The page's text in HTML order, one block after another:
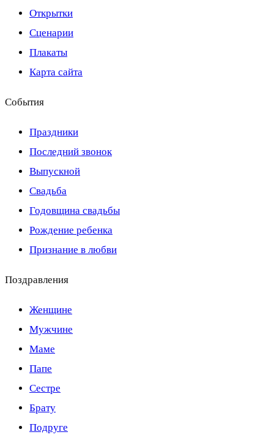
Открытки
Сценарии
Плакаты
Карта сайта
События
Праздники
Последний звонок
Выпускной
Свадьба
Годовщина свадьбы
Рождение ребенка
Признание в любви
Поздравления
Женщине
Мужчине
Маме
Папе
Сестре
Брату
Подруге